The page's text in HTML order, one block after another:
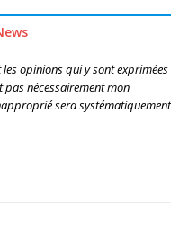
opinions qui y sont exprimées
pas nécessairement mon
sera systématiquement